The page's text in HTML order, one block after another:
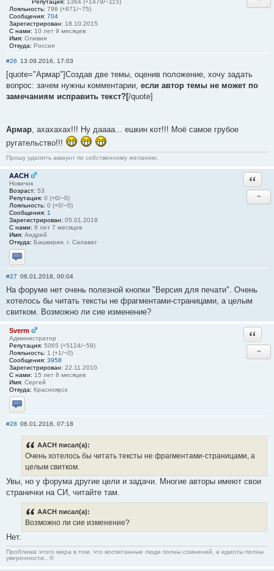
Репутация: 1364 (+1479/−115)
Лояльность: 796 (+871/−75)
Сообщения: 704
Зарегистрирован: 18.10.2015
С нами: 10 лет 9 месяцев
Имя: Оливия
Откуда: Россия
#26 13.09.2016, 17:03
[quote="Армар"]Создав две темы, оценив положение, хочу задать
вопрос: зачем нужны комментарии, если автор темы не может по
замечаниям исправить текст?[/quote]
Армар, ахахахах!!! Ну даааа... ешкин кот!!! Моё самое грубое
ругательство!!!
Прошу удалить аккаунт по собственному желанию.
AACH
Новичок
Возраст: 53
Репутация: 0 (+0/−0)
Лояльность: 0 (+0/−0)
Сообщения: 1
Зарегистрирован: 05.01.2018
С нами: 8 лет 7 месяцев
Имя: Андрей
Откуда: Башкирия, г. Салават
Отправить личное сообщение
−
#27 06.01.2018, 00:04
На форуме нет очень полезной кнопки "Версия для печати". Очень
хотелось бы читать тексты не фрагментами-страницами, а целым
свитком. Возможно ли сие изменение?
Sverm
Администратор
Репутация: 5065 (+5124/−59)
Лояльность: 1 (+1/−0)
Сообщения: 3958
Зарегистрирован: 22.11.2010
С нами: 15 лет 8 месяцев
Имя: Сергей
Откуда: Красноярск
Отправить личное сообщение
−
#28 06.01.2018, 07:18
AACH писал(а):
Очень хотелось бы читать тексты не фрагментами-страницами, а
целым свитком.
Увы, но у форума другие цели и задачи. Многие авторы имеют свои
странички на СИ, читайте там.
AACH писал(а):
Возможно ли сие изменение?
Нет.
Проблема этого мира в том, что воспитанные люди полны сомнений, а идиоты полны
уверенности.. ©